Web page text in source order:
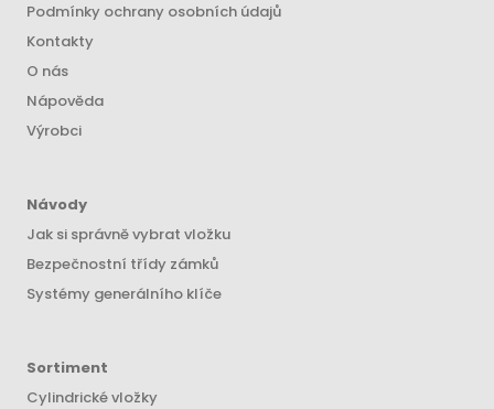
Podmínky ochrany osobních údajů
Kontakty
O nás
Nápověda
Výrobci
Návody
Jak si správně vybrat vložku
Bezpečnostní třídy zámků
Systémy generálního klíče
Sortiment
Cylindrické vložky